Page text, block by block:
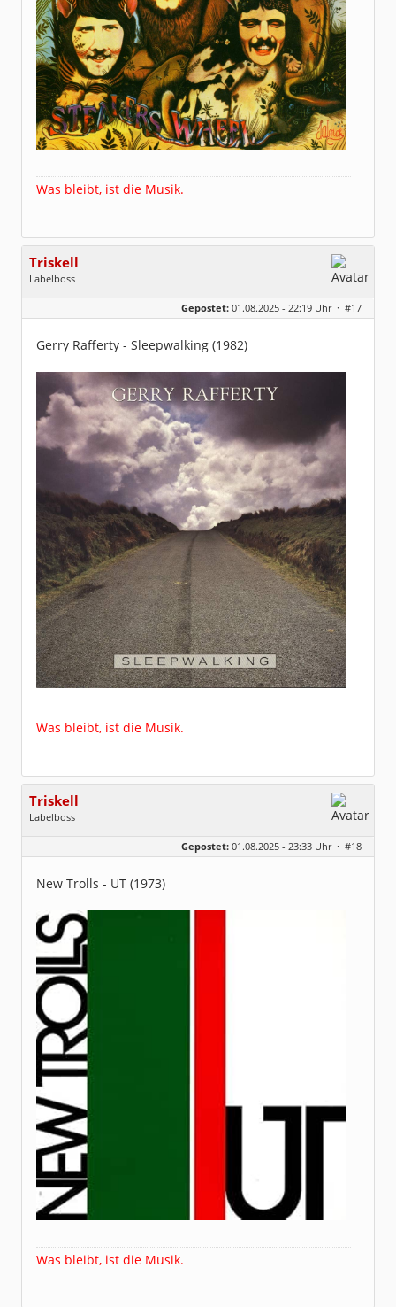
Was bleibt, ist die Musik.
Triskell
Labelboss
Geschlecht:
Alter:
68
Dabei seit:
04 / 2006
Gepostet: 01.08.2025 - 22:19 Uhr · #17
Gerry Rafferty - Sleepwalking (1982)
Was bleibt, ist die Musik.
Triskell
Labelboss
Alter:
68
Dabei seit:
04 / 2006
Gepostet: 01.08.2025 - 23:33 Uhr · #18
New Trolls - UT (1973)
Was bleibt, ist die Musik.